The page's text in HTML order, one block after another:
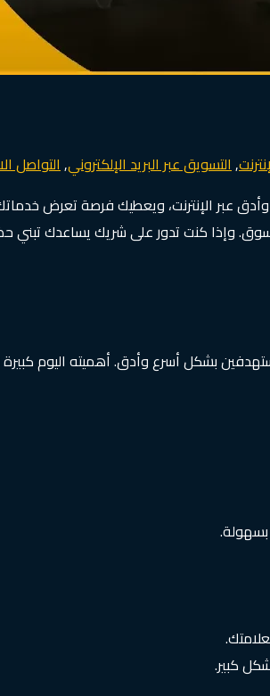
,التسويق عبر البريد الإلكتروني,التواصل
عبر الإنترنت، ويعطيك فرصة تعرض
وإذا كنت تدور على شريك يساعدك
بشكل أسرع وأدق. أهميته اليوم
كبير.